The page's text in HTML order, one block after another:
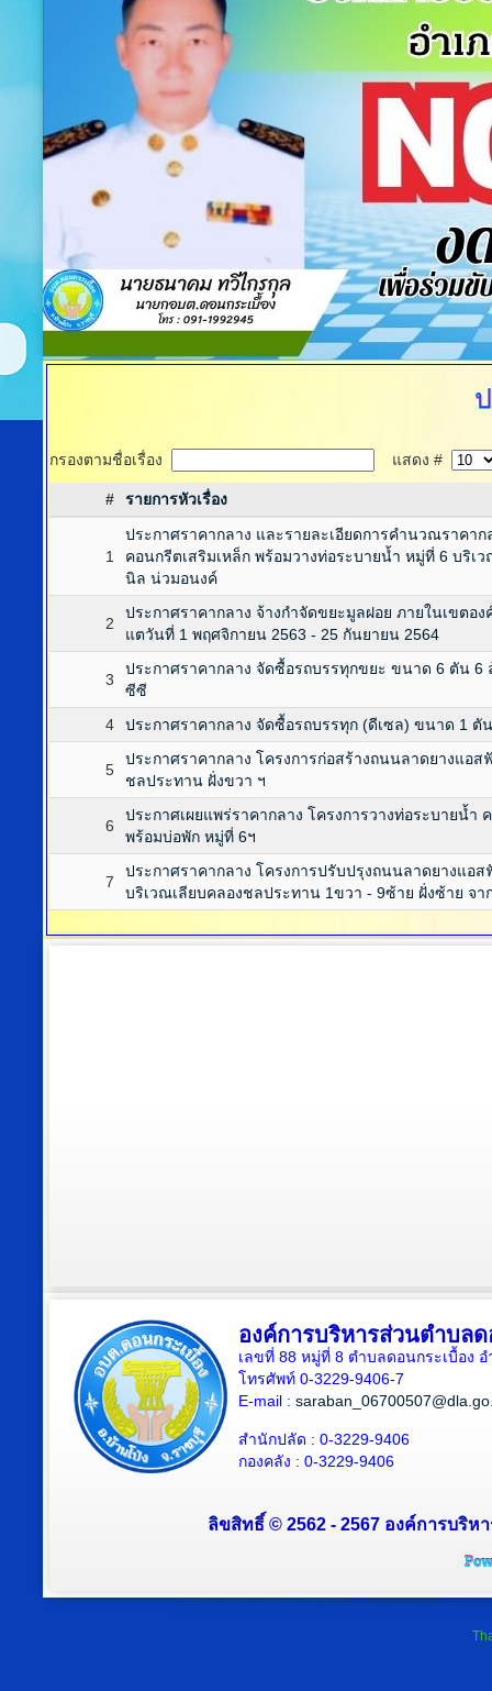
กรองตามชื่อเรื่อง แสดง #
# รายการหัวเรื่อง
1
ประกาศราคากลาง และรายละเอียดการคำนวณราคาก
คอนกรีตเสริมเหล็ก พร้อมวางท่อระบายน้ำ หมู่ที่ 6 บริ
นิล น่วมอนงค์
2
ประกาศราคากลาง จ้างกำจัดขยะมูลฝอย ภายในเขตอ
แตวันที่ 1 พฤศจิกายน 2563 - 25 กันยายน 2564
3
ประกาศราคากลาง จัดซื้อรถบรรทุกขยะ ขนาด 6 ตัน 6
ซีซี
4
ประกาศราคากลาง จัดซื้อรถบรรทุก (ดีเซล) ขนาด 1
5
ประกาศราคากลาง โครงการก่อสร้างถนนลาดยางแอ
ชลประทาน ฝั่งขวา ฯ
6
ประกาศเผยแพร่ราคากลาง โครงการวางท่อระบายน้
พร้อมบ่อพัก หมู่ที่ 6ฯ
7
ประกาศราคากลาง โครงการปรับปรุงถนนลาดยางแอ
บริเวณเลียบคลองชลประทาน 1ขวา - 9ซ้าย ฝั่งซ้าย จ
องค์การบริหารส่วนตำบลด
เลขที่ 88 หมู่ที่ 8 ตำบลดอนกระเบื้อง
โทรศัพท์ 0-3229-9406-7
E-mail :
สำนักปลัด : 0-3229-9406
กองคลัง : 0-3229-9406
ลิขสิทธิ์ © 2562 - 2567 องค์การบริห